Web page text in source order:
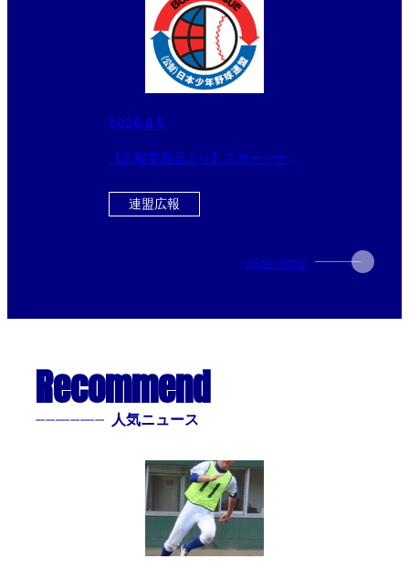
2026.8.5
【広報委員会より】スポーツナビ
イジェックカップ 第57回日本少
連盟広報
view more
Recommend
-------------- 人気ニュース